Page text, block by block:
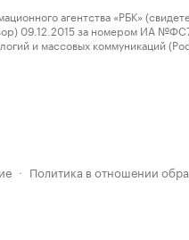
агентства «РБК»
09.12.2015 за номером ИА
и массовых коммуникаций
· Политика в отношении